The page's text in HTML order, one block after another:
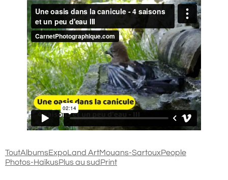
ToutAlbumsExpoLand ArtMouans-SartouxPeople
Photos-HaïkusPlus au sudPrint